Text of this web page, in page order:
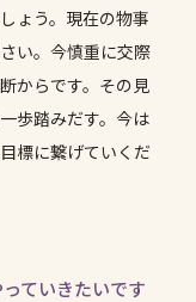
ょう。現在の物事
い。今慎重に交際
からです。その見
歩踏みだす。今は
標に繋げていくだ
ていきたいです